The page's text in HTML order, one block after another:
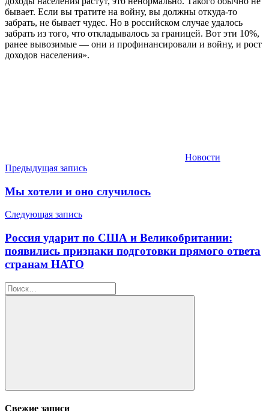
бывает. Если вы тратите на войну, вы должны откуда-то
забрать, не бывает чудес. Но в российском случае удалось
забрать из того, что откладывалось за границей. Вот эти 10%,
ранее вывозимые — они и профинансировали и войну, и рост
доходов населения».
Новости
Навигация
по
Предыдущая запись
Мы хотели и оно случилось
Следующая запись
Россия ударит по США и Великобритании:
появились признаки подготовки прямого ответа
странам НАТО
Найти:
Поиск
Свежие записи